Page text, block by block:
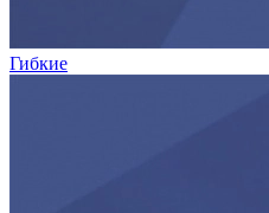
Гибкие